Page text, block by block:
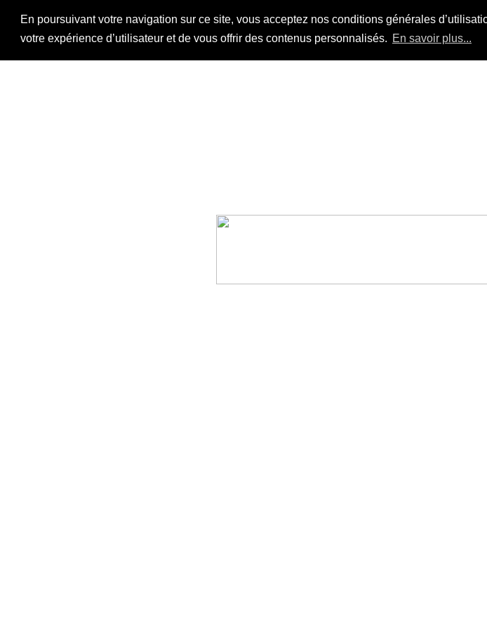
En poursuivant votre navigation sur ce site, vous acceptez nos conditions générales
votre expérience d’utilisateur et de vous offrir des contenus personnalisés. En savoir plus...